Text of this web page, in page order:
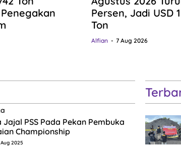
Persen, Jadi USD
Ton
Alfian 7 Aug 2026
Jajal PSS Pada Pekan Pembuka
Championship
2025